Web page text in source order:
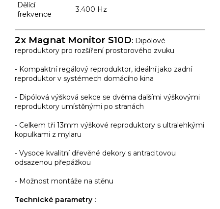
Dělící
frekvence
3.400 Hz
2x Magnat Monitor S10D: Dipólové
reproduktory pro rozšíření prostorového zvuku
- Kompaktní regálový reproduktor, ideální jako zadní
reproduktor v systémech domácího kina
- Dipólová výšková sekce se dvěma dalšími výškovými
reproduktory umístěnými po stranách
- Celkem tři 13mm výškové reproduktory s ultralehkými
kopulkami z mylaru
- Vysoce kvalitní dřevěné dekory s antracitovou
odsazenou přepážkou
- Možnost montáže na stěnu
Technické parametry :